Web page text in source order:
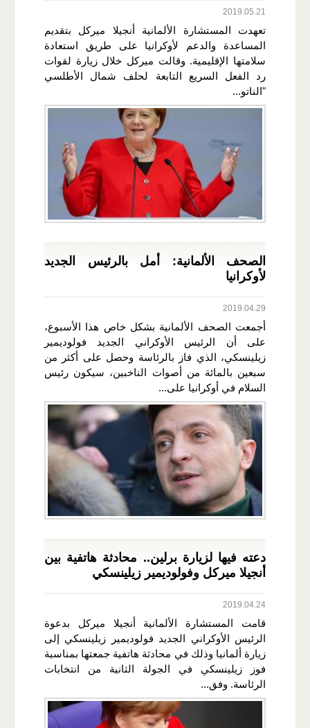
2019.05.21
تعهدت المستشارة الألمانية أنجيلا ميركل بتقديم
المساعدة والدعم لأوكرانيا على طريق استعادة
سلامتها الإقليمية. وقالت ميركل خلال زيارة لقوات
رد الفعل السريع التابعة لحلف شمال الأطلسي
"الناتو...
الصحف الألمانية: أمل بالرئيس الجديد
لأوكرانيا
2019.04.29
أجمعت الصحف الألمانية بشكل خاص هذا الأسبوع،
على أن الرئيس الأوكراني الجديد فولوديمير
زيلينسكي، الذي فاز بالرئاسة وحصل على أكثر من
سبعين بالمائة من أصوات الناخبين، سيكون رئيس
السلام في أوكرانيا على...
دعته فيها لزيارة برلين.. محادثة هاتفية بين
أنجيلا ميركل وفولوديمير زيلينسكي
2019.04.24
قامت المستشارة الألمانية أنجيلا ميركل بدعوة
الرئيس الأوكراني الجديد فولوديمير زيلينسكي إلى
زيارة ألمانيا وذلك في محادثة هاتفية جمعتها بمناسبة
فوز زيلينسكي في الجولة الثانية من انتخابات
الرئاسة. وفق...